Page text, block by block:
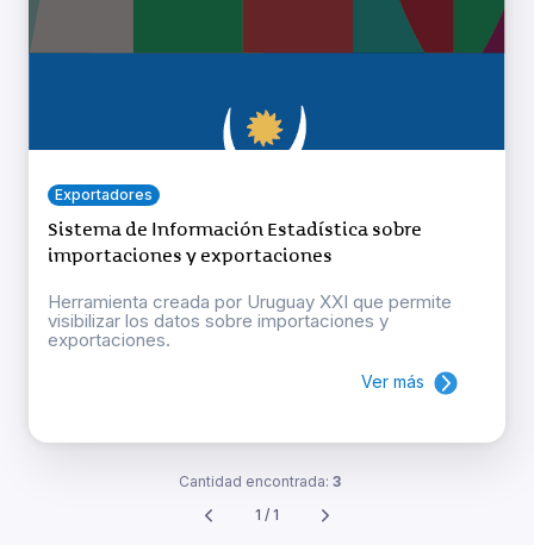
Exportadores
Sistema de Información Estadística sobre
importaciones y exportaciones
Herramienta creada por Uruguay XXI que permite
visibilizar los datos sobre importaciones y
exportaciones.
Ver más
Cantidad encontrada: 3
1 / 1